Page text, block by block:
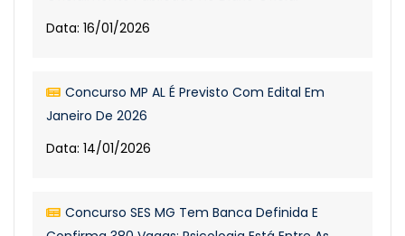
Data: 16/01/2026
Concurso MP AL É Previsto Com Edital Em
Janeiro De 2026
Data: 14/01/2026
Concurso SES MG Tem Banca Definida E